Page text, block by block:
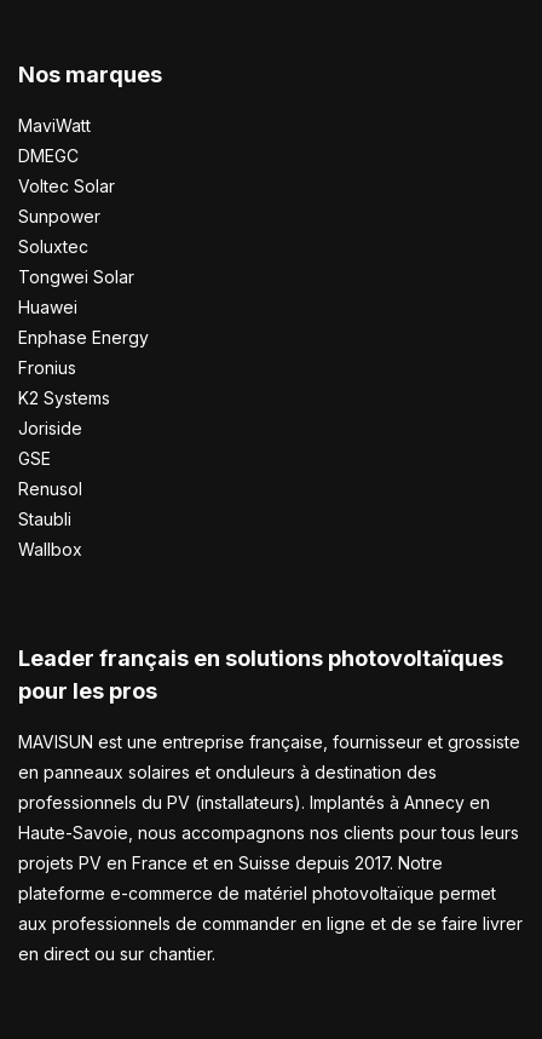
Nos marques
MaviWatt
DMEGC
Voltec Solar
Sunpower
Soluxtec
Tongwei Solar
Huawei
Enphase Energy
Fronius
K2 Systems
Joriside
GSE
Renusol
Staubli
Wallbox
Leader français en solutions photovoltaïques
pour les pros
MAVISUN est une entreprise française, fournisseur et grossiste
en panneaux solaires et onduleurs à destination des
professionnels du PV (installateurs). Implantés à Annecy en
Haute-Savoie, nous accompagnons nos clients pour tous leurs
projets PV en France et en Suisse depuis 2017. Notre
plateforme e-commerce de matériel photovoltaïque permet
aux professionnels de commander en ligne et de se faire livrer
en direct ou sur chantier.